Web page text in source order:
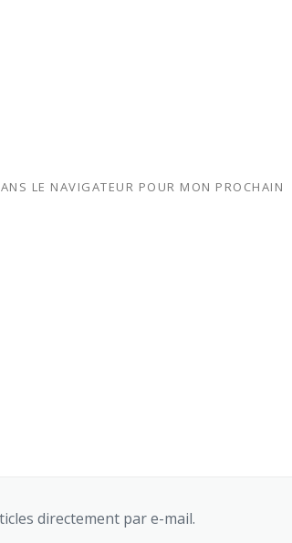
LE NAVIGATEUR POUR MON PROCHAIN
directement par e-mail.